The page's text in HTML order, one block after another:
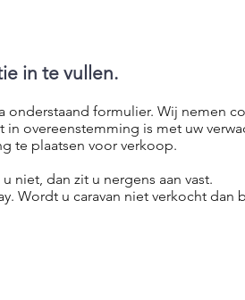
in te vullen.
onderstaand formulier. Wij nemen
overeenstemming is met uw
te plaatsen voor verkoop.
niet, dan zit u nergens aan vast.
Wordt u caravan niet verkocht dan